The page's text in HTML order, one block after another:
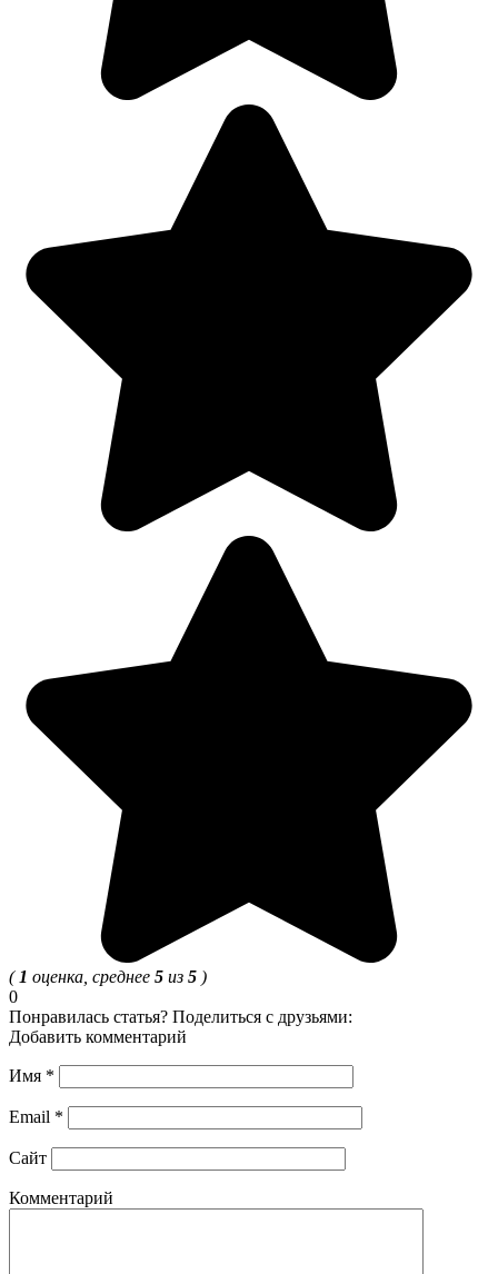
( 1 оценка, среднее 5 из 5 )
0
Понравилась статья? Поделиться с друзьями:
Добавить комментарий
Имя *
Email *
Сайт
Комментарий